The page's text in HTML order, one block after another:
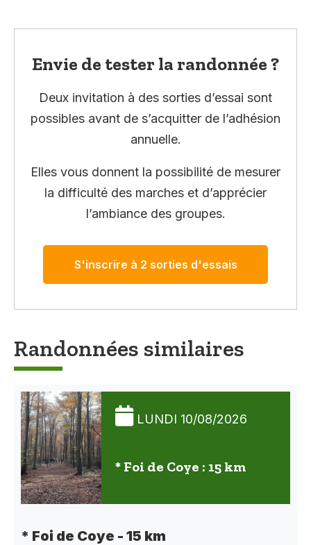
Envie de tester la randonnée ?
Deux invitation à des sorties d’essai sont
possibles avant de s’acquitter de l’adhésion
annuelle.
Elles vous donnent la possibilité de mesurer
la difficulté des marches et d’apprécier
l’ambiance des groupes.
S'inscrire à 2 sorties d'essais
Randonnées similaires
LUNDI 10/08/2026
* Foi de Coye : 15 km
* Foi de Coye - 15 km